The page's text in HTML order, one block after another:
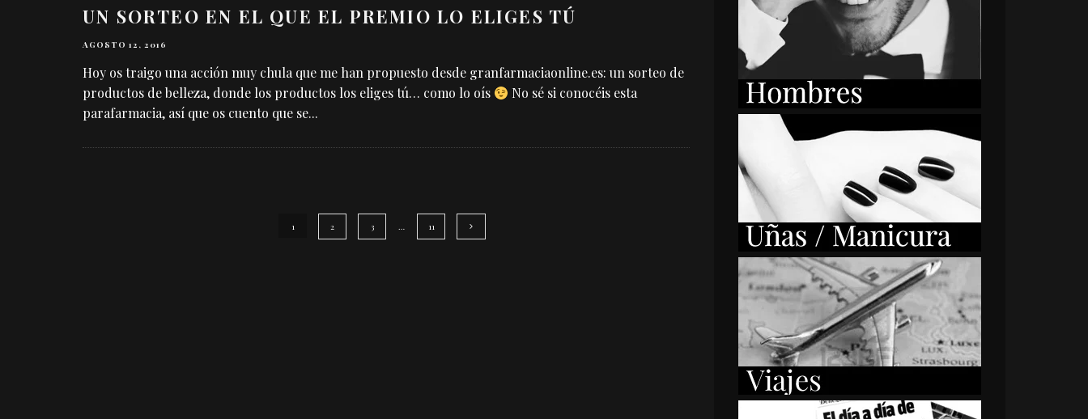
UN SORTEO EN EL QUE EL PREMIO LO ELIGES TÚ
AGOSTO 12, 2016
Hoy os traigo una acción muy chula que me han propuesto desde granfarmaciaonline.es: un sorteo de
productos de belleza, donde los productos los eliges tú… como lo oís
No sé si conocéis esta
parafarmacia, así que os cuento que se...
1 2 3 … 11